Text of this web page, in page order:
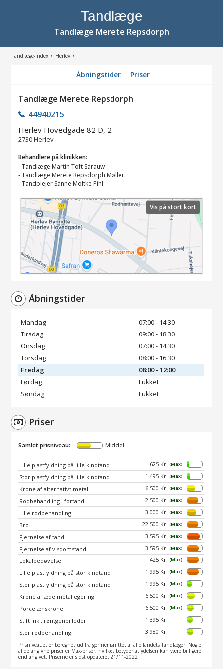
Tandlæge
Tandlæge Merete Repsdorph
Tandlæge-index Herlev
Åbningstider Priser
Tandlæge Merete Repsdorph
44940215
Herlev Hovedgade 82 D, 2.
2730Herlev
Behandlere på klinikken:
-Tandlæge Martin Toft Sarauw
-Tandlæge Merete Repsdorph Møller
-Tandplejer Sanne Moltke Pihl
Vis på stort kort
Åbningstider
Mandag
07:00 - 14:30
Tirsdag
09:00 - 18:30
Onsdag
07:00 - 14:30
Torsdag
08:00 - 16:30
Fredag
08:00 - 12:00
Lørdag
Lukket
Søndag
Lukket
Priser
Samlet prisniveau: Middel
Lille plastfyldning på lille kindtand 625 Kr (Max)
Stor plastfyldning på lille kindtand 1.495 Kr (Max)
Krone af alternativt metal 6.500 Kr (Max)
Rodbehandling i fortand 2.500 Kr (Max)
Lille rodbehandling 3.000 Kr (Max)
Bro 22.500 Kr (Max)
Fjernelse af tand 3.595 Kr (Max)
Fjernelse af visdomstand 3.595 Kr (Max)
Lokalbedøvelse 425 Kr (Max)
Lille plastfyldning på stor kindtand 1.995 Kr (Max)
Stor plastfyldning på stor kindtand 1.995 Kr (Max)
Krone af ædelmetallegering 6.500 Kr (Max)
Porcelænskrone 6.500 Kr (Max)
Stift inkl. røntgenbilleder
1.395 Kr
Stor rodbehandling
3.980 Kr
Prisniveauet er beregnet ud fra gennemsnittet af alle landets Tandlæger. Nogle
af de angivne priser er Max-priser, hvilket betyder at ydelsen kan være billigere
end angivet. Priserne er sidst opdateret 21/11-2022